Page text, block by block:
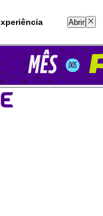
Abrir